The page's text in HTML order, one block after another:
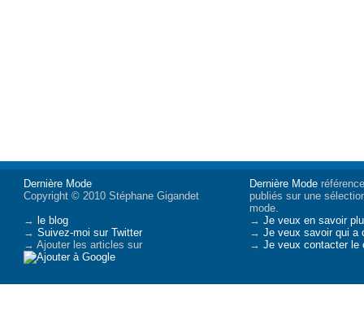
Dernière Mode
Copyright © 2010 Stéphane Gigandet
→le blog
→Suivez-moi sur Twitter
→ Ajouter les articles sur
Dernière Mode
publiés sur une
mode.
→Je veux en savoir
→Je veux savoir qui a
→Je veux contacter le